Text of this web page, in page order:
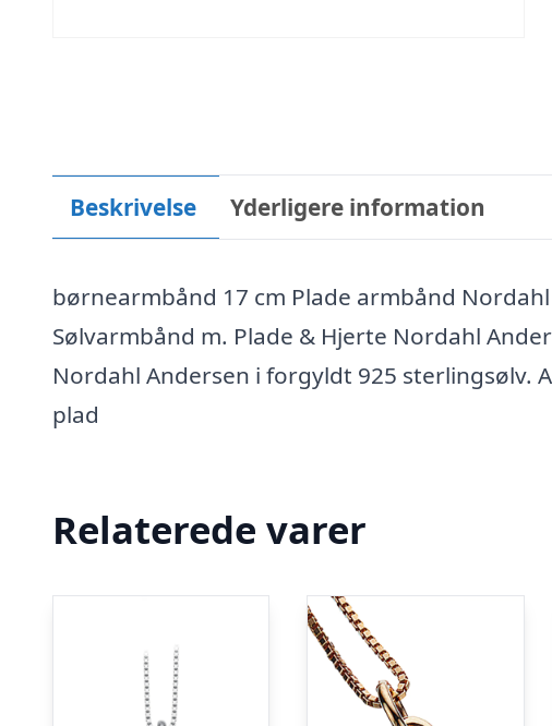
Beskrivelse Yderligere information
børnearmbånd 17 cm Plade armbånd
Sølvarmbånd m. Plade & Hjerte Nordahl
Nordahl Andersen i forgyldt 925
plad
Relaterede varer